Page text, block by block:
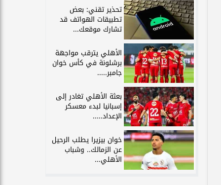
تحذير تقني: بعض
تطبيقات الهواتف قد
تشارك موقعك...
الأهلي يترقب مواجهة
برشلونة في كأس خوان
جامبر.....
بعثة الأهلي تغادر إلى
إسبانيا لبدء معسكر
الإعداد.....
خوان بيزيرا يطلب الرحيل
عن الزمالك.. وشباب
الأهلي...